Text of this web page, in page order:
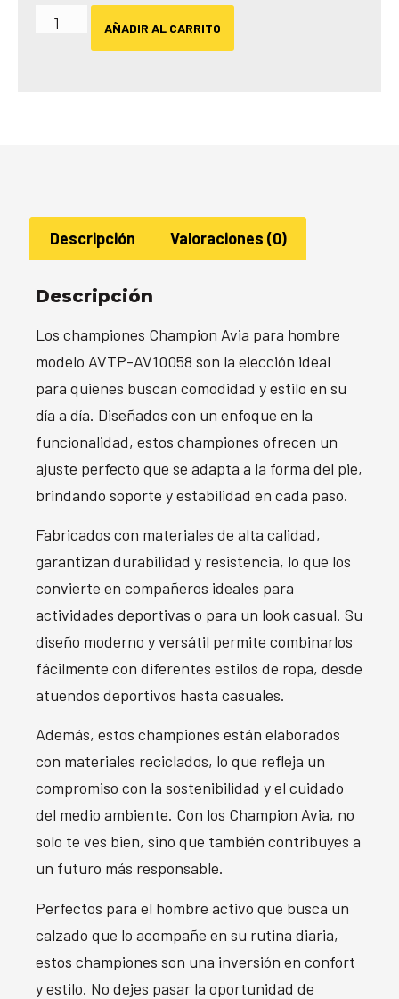
AÑADIR AL CARRITO
Descripción Valoraciones (0)
Descripción
Los championes Champion Avia para hombre
modelo AVTP-AV10058 son la elección ideal
para quienes buscan comodidad y estilo en su
día a día. Diseñados con un enfoque en la
funcionalidad, estos championes ofrecen un
ajuste perfecto que se adapta a la forma del pie,
brindando soporte y estabilidad en cada paso.
Fabricados con materiales de alta calidad,
garantizan durabilidad y resistencia, lo que los
convierte en compañeros ideales para
actividades deportivas o para un look casual. Su
diseño moderno y versátil permite combinarlos
fácilmente con diferentes estilos de ropa, desde
atuendos deportivos hasta casuales.
Además, estos championes están elaborados
con materiales reciclados, lo que refleja un
compromiso con la sostenibilidad y el cuidado
del medio ambiente. Con los Champion Avia, no
solo te ves bien, sino que también contribuyes a
un futuro más responsable.
Perfectos para el hombre activo que busca un
calzado que lo acompañe en su rutina diaria,
estos championes son una inversión en confort
y estilo. No dejes pasar la oportunidad de